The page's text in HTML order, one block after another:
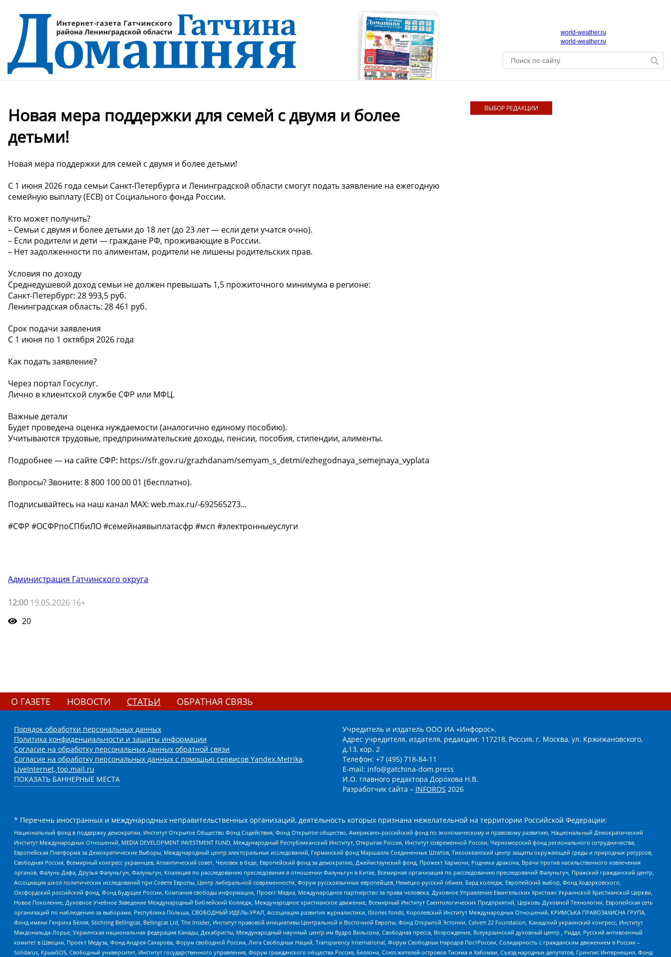
world-weather.ru
world-weather.ru
Новая мера поддержки для семей с двумя и более
детьми!
Новая мера поддержки для семей с двумя и более детьми!
С 1 июня 2026 года семьи Санкт-Петербурга и Ленинградской области смогут подать заявление на ежегодную
семейную выплату (ЕСВ) от Социального фонда России.
Кто может получить?
– Семьи с двумя и более детьми до 18 лет (до 23 лет — если дети учатся очно).
– Если родители и дети — граждане РФ, проживающие в России.
– Нет задолженности по алиментам, родители не лишены родительских прав.
Условия по доходу
Среднедушевой доход семьи не должен превышать 1,5 прожиточного минимума в регионе:
Санкт-Петербург: 28 993,5 руб.
Ленинградская область: 28 461 руб.
Срок подачи заявления
С 1 июня по 1 октября 2026 года
Как подать заявление?
Через портал Госуслуг.
Лично в клиентской службе СФР или МФЦ.
Важные детали
Будет проведена оценка нуждаемости (аналогично единому пособию).
Учитываются трудовые, предпринимательские доходы, пенсии, пособия, стипендии, алименты.
Подробнее — на сайте СФР: https://sfr.gov.ru/grazhdanam/semyam_s_detmi/ezhegodnaya_semejnaya_vyplata
Вопросы? Звоните: 8 800 100 00 01 (бесплатно).
Подписывайтесь на наш канал МАХ: web.max.ru/-692565273...
#СФР #ОСФРпоСПбиЛО #семейнаявыплатасфр #мсп #электронныеуслуги
Администрация Гатчинского округа
12:00 19.05.2026 16+
20
ВЫБОР РЕДАКЦИИ
О ГАЗЕТЕ НОВОСТИ СТАТЬИ ОБРАТНАЯ СВЯЗЬ
Порядок обработки персональных данных
Политика конфиденциальности и защиты информации
Согласие на обработку персональных данных обратной связи
Согласие на обработку персональных данных с помощью сервисов Yandex.Metrika,
LiveInternet, top.mail.ru
ПОКАЗАТЬ БАННЕРНЫЕ МЕСТА
Учредитель и издатель ООО ИА «Инфорос».
Адрес учредителя, издателя, редакции: 117218, Россия, г. Москва, ул. Кржижановского,
д.13, кор. 2
Телефон: +7 (495) 718-84-11
E-mail: info@gatchina-dom.press
И.О. главного редактора Дорохова Н.В.
Разработчик сайта – INFOROS 2026
* Перечень иностранных и международных неправительственных организаций, деятельность которых признана нежелательной на территории Российской Федерации:
Национальный фонд в поддержку демократии, Институт Открытое Общество Фонд Содействия, Фонд Открытое общество, Американо-российский фонд по экономическому и правовому развитию, Национальный Демократический
Институт Международных Отношений, MEDIA DEVELOPMENT INVESTMENT FUND, Международный Республиканский Институт, Открытая Россия, Институт современной России, Черноморский фонд регионального сотрудничества,
Европейская Платформа за Демократические Выборы, Международный центр электоральных исследований, Германский фонд Маршалла Соединенных Штатов, Тихоокеанский центр защиты окружающей среды и природных ресурсов,
Свободная Россия, Всемирный конгресс украинцев, Атлантический совет, Человек в беде, Европейский фонд за демократию, Джеймстаунский фонд, Прожект Хармони, Родники дракона, Врачи против насильственного извлечения
органов, Фалунь Дафа, Друзья Фалуньгун, Фалуньгун, Коалиция по расследованию преследования в отношении Фалуньгун в Китае, Всемирная организация по расследованию преследований Фалуньгун, Пражский гражданский центр,
Ассоциация школ политических исследований при Совете Европы, Центр либеральной современности, Форум русскоязычных европейцев, Немецко-русский обмен, Бард колледж, Европейский выбор, Фонд Ходорковского,
Оксфордский российский фонд, Фонд Будущее России, Компания свободы информации, Проект Медиа, Международное партнерство за права человека, Духовное Управление Евангельских Христиан Украинской Христианской Церкви,
Новое Поколение, Духовное Учебное Заведение Международный Библейский Колледж, Международное христианское движение, Всемирный Институт Саентологических Предприятий, Церковь Духовной Технологии, Европейская сеть
организаций по наблюдению за выборами, Республика Польша, СВОБОДНЫЙ ИДЕЛЬ-УРАЛ, Ассоциация развития журналистики, IStories fonds, Королевский Институт Международных Отношений, КРИМСЬКА ПРАВОЗАХИСНА ГРУПА,
Фонд имени Генриха Бёлля, Stichting Bellingcat, Bellingcat Ltd, The Insider, Институт правовой инициативы Центральной и Восточной Европы, Фонд Открытой Эстонии, Calvert 22 Foundation, Канадский украинский конгресс, Институт
Макдональда-Лорье, Украинская национальная федерация Канады, Декабристы, Международный научный центр им Вудро Вильсона, Свободная пресса, Возрождение, Всеукраинский духовный центр , Риддл, Русский антивоенный
комитет в Швеции, Проект Медуза, Фонд Андрея Сахарова, Форум свободной России, Лига Свободных Наций, Transparеncy International, Форум Свободных Народов ПостРоссии, Солидарность с гражданским движением в России –
Solidarus, КрымSOS, Свободный университет, Институт государственного управления, Форум гражданского общества Россия, Беллона, Союз жителей островов Тисима и Хабомаи, Съезд народных депутатов, Гринпис Интернешнл, Фонд